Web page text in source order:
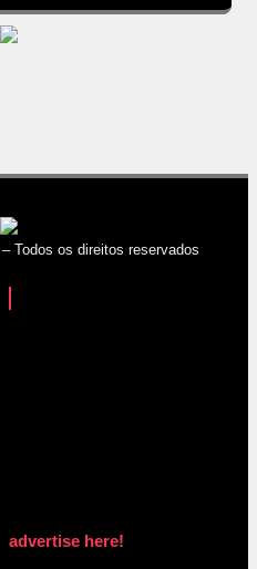
Todos os direitos reservados
advertise here!